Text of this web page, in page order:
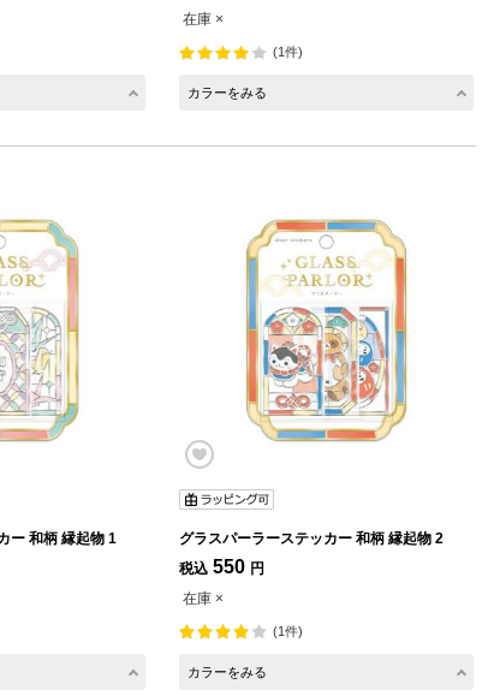
在庫 ×
(1件)
カラーをみる
グラスパーラーステッカー 和柄 縁起物 1
グラスパーラーステッカー 和柄 縁起物 2
税込 550 円
在庫 ×
(1件)
カラーをみる